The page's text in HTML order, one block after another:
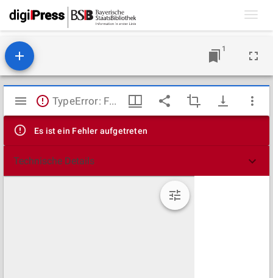
1
Mirador
Viewer
TypeError: Failed to fetch
Es ist ein Fehler aufgetreten
Technische Details